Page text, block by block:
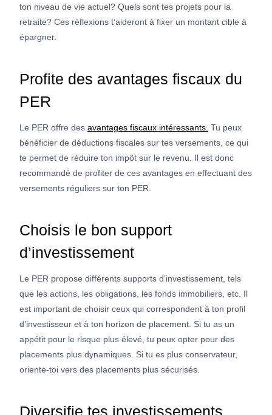
ton niveau de vie actuel? Quels sont tes projets pour la
retraite? Ces réflexions t’aideront à fixer un montant cible à
épargner.
Profite des avantages fiscaux du
PER
Le PER offre des avantages fiscaux intéressants. Tu peux
bénéficier de déductions fiscales sur tes versements, ce qui
te permet de réduire ton impôt sur le revenu. Il est donc
recommandé de profiter de ces avantages en effectuant des
versements réguliers sur ton PER.
Choisis le bon support
d’investissement
Le PER propose différents supports d’investissement, tels
que les actions, les obligations, les fonds immobiliers, etc. Il
est important de choisir ceux qui correspondent à ton profil
d’investisseur et à ton horizon de placement. Si tu as un
appétit pour le risque plus élevé, tu peux opter pour des
placements plus dynamiques. Si tu es plus conservateur,
oriente-toi vers des placements plus sécurisés.
Diversifie tes investissements